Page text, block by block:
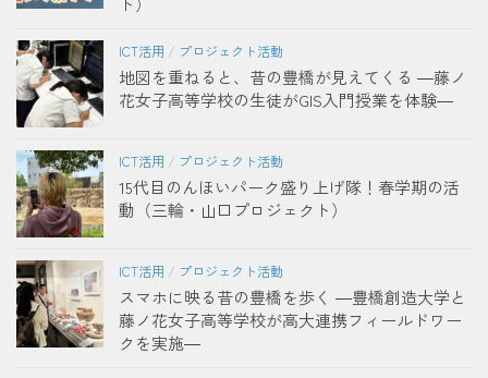
ICT活用 / プロジェクト活動
地図を重ねると、昔の豊橋が見えてくる ―藤ノ
花女子高等学校の生徒がGIS入門授業を体験―
ICT活用 / プロジェクト活動
15代目のんほいパーク盛り上げ隊！春学期の活
動（三輪・山口プロジェクト）
ICT活用 / プロジェクト活動
スマホに映る昔の豊橋を歩く ―豊橋創造大学と
藤ノ花女子高等学校が高大連携フィールドワー
クを実施―